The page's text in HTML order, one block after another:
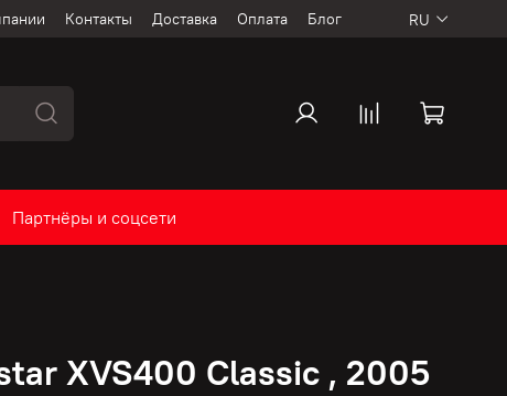
Контакты Доставка Оплата Блог RU
Партнёры и соцсети
XVS400 Classic , 2005